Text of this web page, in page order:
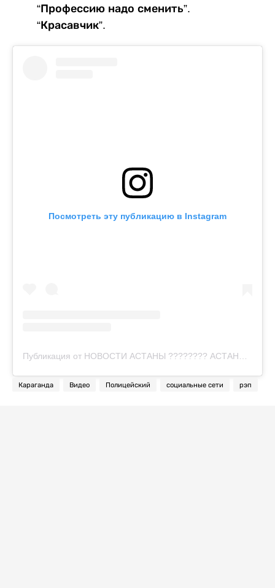
“Профессию надо сменить”.
“Красавчик”.
Посмотреть эту публикацию в Instagram
Караганда Видео Полицейский социальные сети рэп